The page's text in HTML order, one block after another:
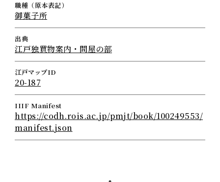
職種（原本表記）
御菓子所
出典
江戸独買物案内・問屋の部
江戸マップID
20-187
IIIF Manifest
https://codh.rois.ac.jp/pmjt/book/100249553/
manifest.json